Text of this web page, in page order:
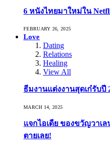
6 หนังไทยมาใหม่ใน
FEBRUARY 26, 2025
Love
Dating
Relations
Healing
View All
ธีมงานแต่งงานสุดเก๋รับปี
MARCH 14, 2025
แจกไอเดีย ของขวัญวาเ
ตายเลย!